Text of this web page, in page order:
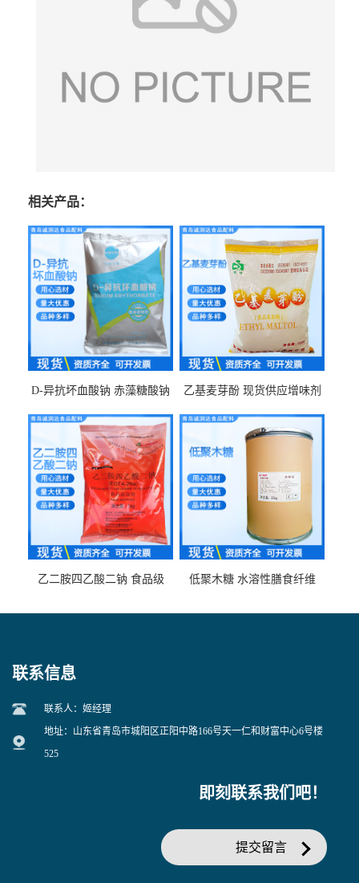
相关产品：
D-异抗坏血酸钠 赤藻糖酸钠
乙基麦芽酚 现货供应增味剂
乙二胺四乙酸二钠 食品级
低聚木糖 水溶性膳食纤维
联系信息
联系人：姬经理
地址：山东省青岛市城阳区正阳中路166号天一仁和财富中心6号楼
525
即刻联系我们吧！
提交留言